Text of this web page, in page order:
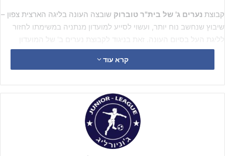
קבוצת נערים ג' של בית"ר טוברוק שובצה העונה בליגה הארצית צפון –
שיבוץ שנחשב נוח יותר, ועשוי לסייע למועדון מנתניה במשימתו לחזור
לליגת העל בסיום העונה. זאת בניגוד לקבוצת נערים ב' של המועדון
ששובצה במחוז הדרומי, שם התחרות לכאורה קשה יותר.
שאומנם נכנעה לטוברוק במחזור הפתיחה אך עדיין צפויה להיות חלק
קרא עוד